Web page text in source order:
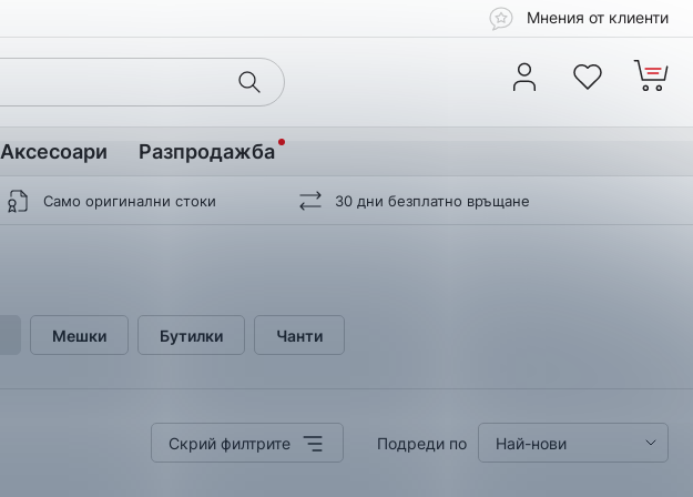
Мнения от клиенти
Аксесоари Разпродажба
Само оригинални стоки 30 дни безплатно връщане
Мешки Бутилки Чанти
Скрий филтрите Подреди по